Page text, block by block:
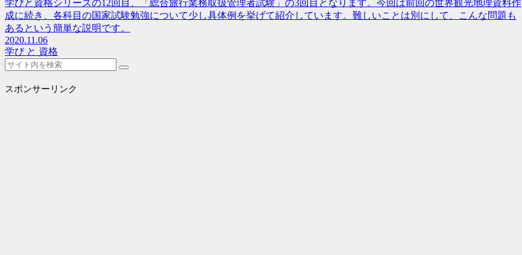
学びと資格シリーズの12回目、「総合旅行業務取扱管理者試験」の3回目となります。今回は前回の世界観光地理資料作
成に続き、各科目の国家試験勉強について少し具体例を挙げて紹介しています。難しいことは別にして、こんな問題も
あるという簡単な説明です。
2020.11.06
学び と 資格
スポンサーリンク